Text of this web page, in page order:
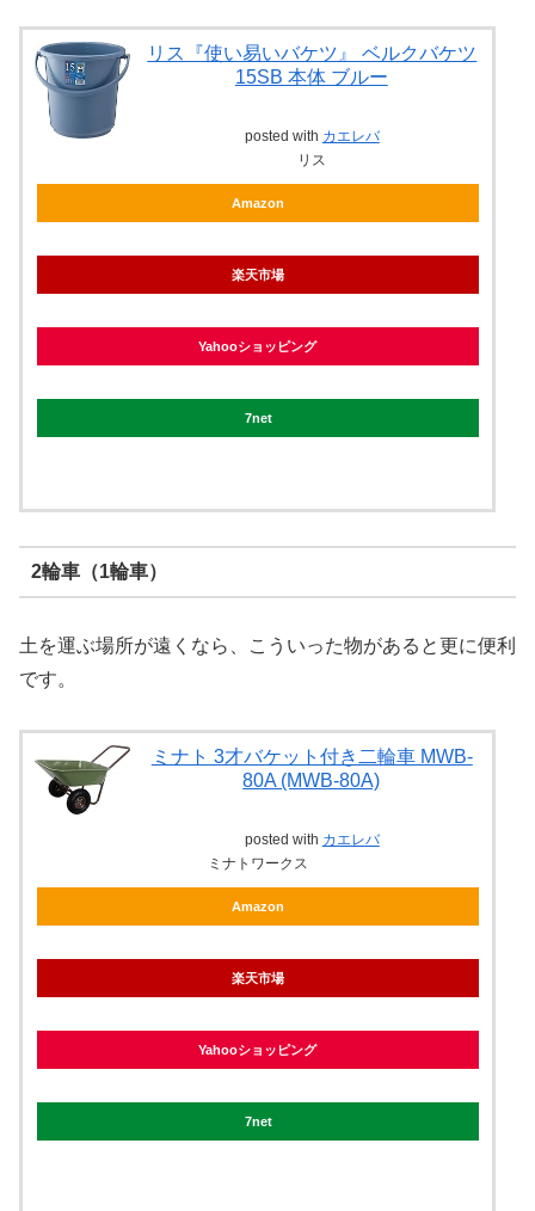
リス『使い易いバケツ』 ベルクバケツ
15SB 本体 ブルー
posted with カエレバ
リス
Amazon
楽天市場
Yahooショッピング
7net
2輪車（1輪車）
土を運ぶ場所が遠くなら、こういった物があると更に便利
です。
ミナト 3才バケット付き二輪車 MWB-
80A (MWB-80A)
posted with カエレバ
ミナトワークス
Amazon
楽天市場
Yahooショッピング
7net